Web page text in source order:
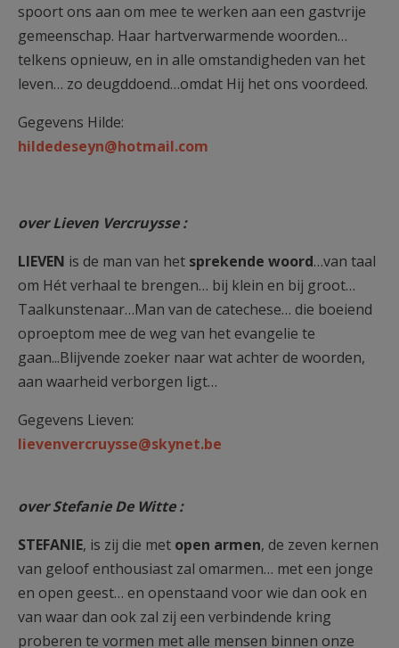
spoort ons aan om mee te werken aan een gastvrije
gemeenschap. Haar hartverwarmende woorden…
telkens opnieuw, en in alle omstandigheden van het
leven… zo deugddoend…omdat Hij het ons voordeed.
Gegevens Hilde:
hildedeseyn@hotmail.com
over Lieven Vercruysse :
LIEVEN is de man van het sprekende woord…van taal
om Hét verhaal te brengen… bij klein en bij groot…
Taalkunstenaar…Man van de catechese… die boeiend
oproeptom mee de weg van het evangelie te
gaan...Blijvende zoeker naar wat achter de woorden,
aan waarheid verborgen ligt…
Gegevens Lieven:
lievenvercruysse@skynet.be
over Stefanie De Witte :
STEFANIE, is zij die met open armen, de zeven kernen
van geloof enthousiast zal omarmen… met een jonge
en open geest… en openstaand voor wie dan ook en
van waar dan ook zal zij een verbindende kring
proberen te vormen met alle mensen binnen onze